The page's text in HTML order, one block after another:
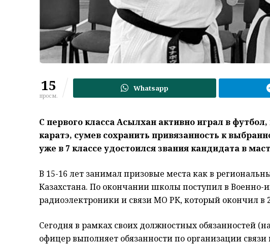
15
просм.
Whatsapp
С первого класса Асылхан активно играл в
каратэ, сумев сохранить привязанность к
уже в 7 классе удостоился звания кандидата в
В 15-16 лет занимал призовые места как в
Казахстана. По окончании школы поступил в
радиоэлектроники и связи МО РК, который окончил в
Сегодня в рамках своих должностных обязанностей
офицер выполняет обязанности по организации